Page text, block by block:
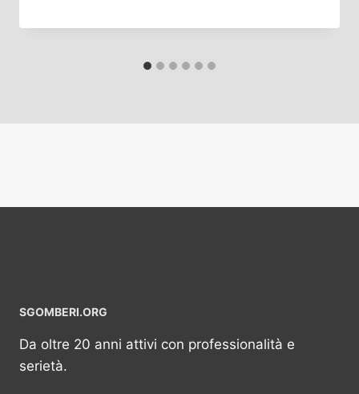
SGOMBERI.ORG
Da oltre 20 anni attivi con professionalità e
serietà.